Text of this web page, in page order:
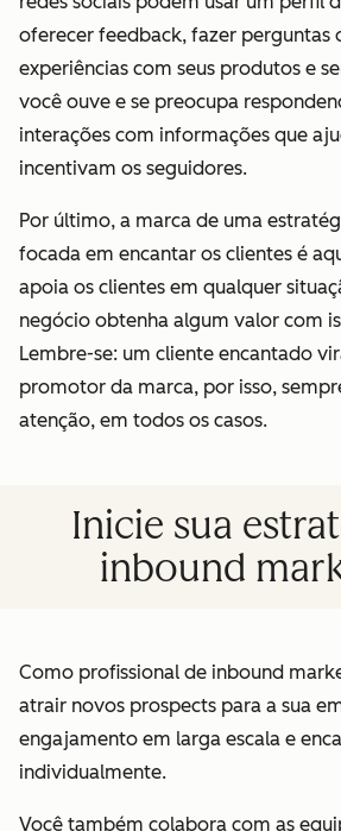
oferecer feedback, fazer perguntas
experiências com seus produtos e
você ouve e se preocupa
interações com informações que
incentivam os seguidores.
Por último, a marca de uma
focada em encantar os clientes é
apoia os clientes em qualquer
negócio obtenha algum valor com
Lembre-se: um cliente encantado
promotor da marca, por isso,
atenção, em todos os casos.
Inicie sua
inbound
Como profissional de inbound
atrair novos prospects para a sua
engajamento em larga escala e
individualmente.
Você também colabora com as